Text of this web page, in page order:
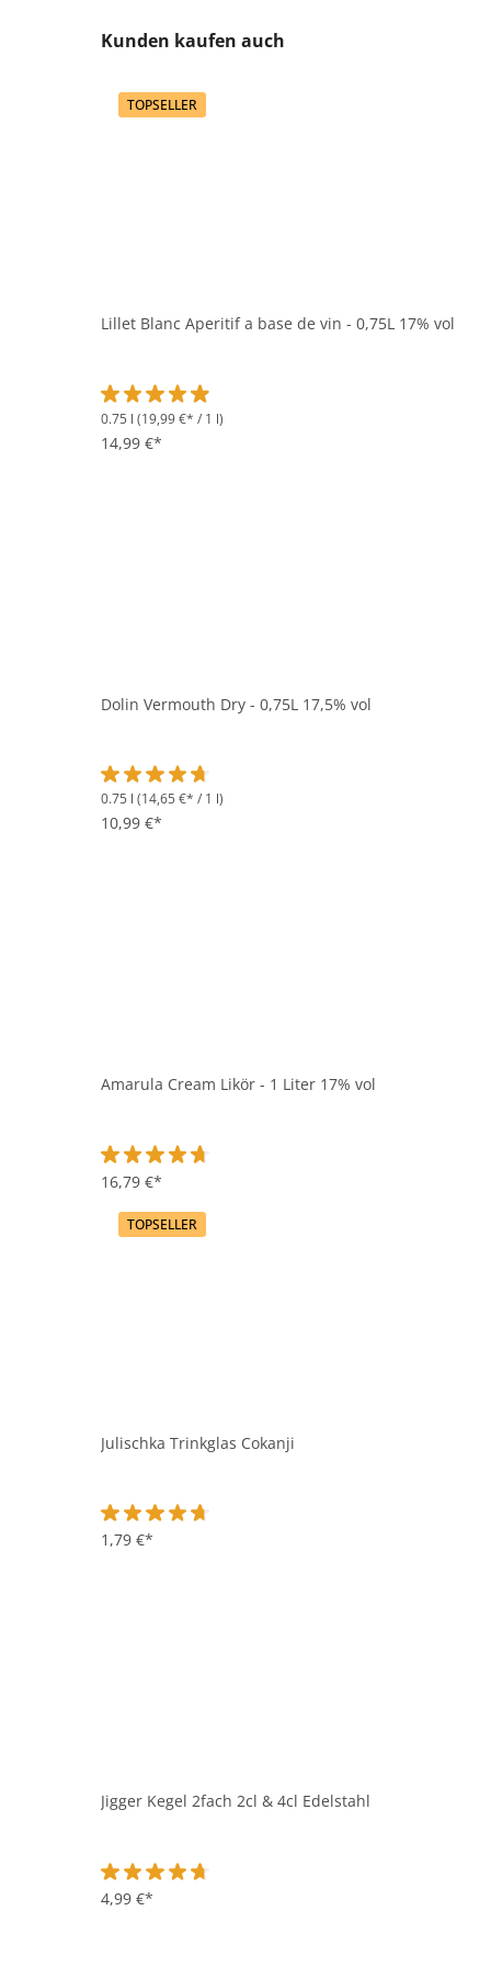
Produktgalerie überspringen
Kunden kaufen auch
TOPSELLER
Lillet Blanc Aperitif a base de vin - 0,75L 17% vol
Durchschnittliche Bewertung von 4.9 von 5 Sternen
0.75 l (19,99 €* / 1 l)
14,99 €*
Dolin Vermouth Dry - 0,75L 17,5% vol
Durchschnittliche Bewertung von 4.6 von 5 Sternen
0.75 l (14,65 €* / 1 l)
10,99 €*
Amarula Cream Likör - 1 Liter 17% vol
Durchschnittliche Bewertung von 4.8 von 5 Sternen
16,79 €*
TOPSELLER
Julischka Trinkglas Cokanji
Durchschnittliche Bewertung von 4.7 von 5 Sternen
1,79 €*
Jigger Kegel 2fach 2cl & 4cl Edelstahl
Durchschnittliche Bewertung von 4.8 von 5 Sternen
4,99 €*